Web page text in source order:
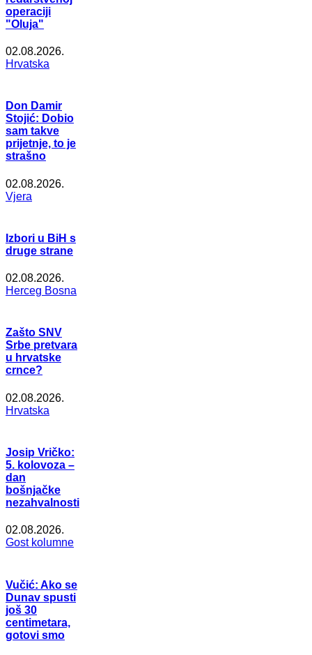
operaciji
"Oluja"
02.08.2026.
Hrvatska
Don Damir
Stojić: Dobio
sam takve
prijetnje, to je
strašno
02.08.2026.
Vjera
Izbori u BiH s
druge strane
02.08.2026.
Herceg Bosna
Zašto SNV
Srbe pretvara
u hrvatske
crnce?
02.08.2026.
Hrvatska
Josip Vričko:
5. kolovoza –
dan
bošnjačke
nezahvalnosti
02.08.2026.
Gost kolumne
Vučić: Ako se
Dunav spusti
još 30
centimetara,
gotovi smo